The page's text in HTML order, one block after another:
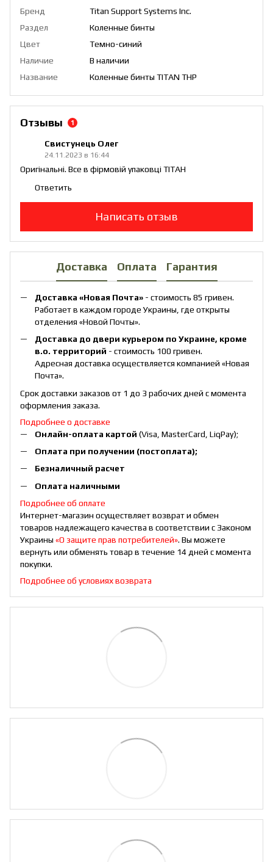
Бренд
Titan Support Systems Inc.
Раздел
Коленные бинты
Цвет
Темно-синий
Наличие
В наличии
Название
Коленные бинты TITAN THP
Отзывы 1
Свистунець Олег
24.11.2023 в 16:44
Оригінальні. Все в фірмовій упаковці ТІТАН
Ответить
Написать отзыв
Доставка Оплата Гарантия
Доставка «Новая Почта» - стоимость 85 гривен.
Работает в каждом городе Украины, где открыты
отделения «Новой Почты».
Доставка до двери курьером по Украине, кроме
в.о. территорий - стоимость 100 гривен.
Адресная доставка осуществляется компанией «Новая
Почта».
Срок доставки заказов от 1 до 3 рабочих дней с момента
оформления заказа.
Подробнее о доставке
Онлайн-оплата картой (Visa, MasterCard, LiqPay);
Оплата при получении (постоплата);
Безналичный расчет
Оплата наличными
Подробнее об оплате
Интернет-магазин осуществляет возврат и обмен
товаров надлежащего качества в соответствии с Законом
Украины «О защите прав потребителей». Вы можете
вернуть или обменять товар в течение 14 дней с момента
покупки.
Подробнее об условиях возврата